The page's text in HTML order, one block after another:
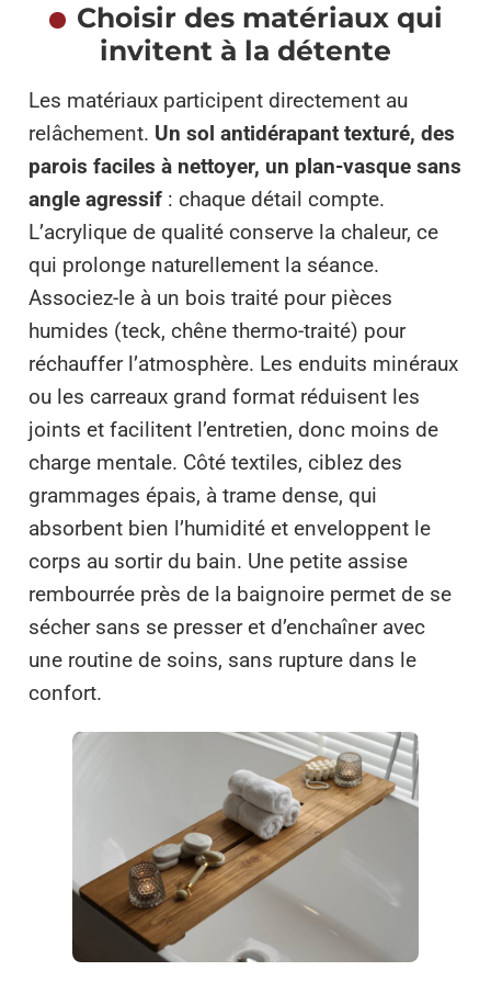
Choisir des matériaux qui
invitent à la détente
Les matériaux participent directement au
relâchement. Un sol antidérapant texturé, des
parois faciles à nettoyer, un plan-vasque sans
angle agressif : chaque détail compte.
L’acrylique de qualité conserve la chaleur, ce
qui prolonge naturellement la séance.
Associez-le à un bois traité pour pièces
humides (teck, chêne thermo-traité) pour
réchauffer l’atmosphère. Les enduits minéraux
ou les carreaux grand format réduisent les
joints et facilitent l’entretien, donc moins de
charge mentale. Côté textiles, ciblez des
grammages épais, à trame dense, qui
absorbent bien l’humidité et enveloppent le
corps au sortir du bain. Une petite assise
rembourrée près de la baignoire permet de se
sécher sans se presser et d’enchaîner avec
une routine de soins, sans rupture dans le
confort.